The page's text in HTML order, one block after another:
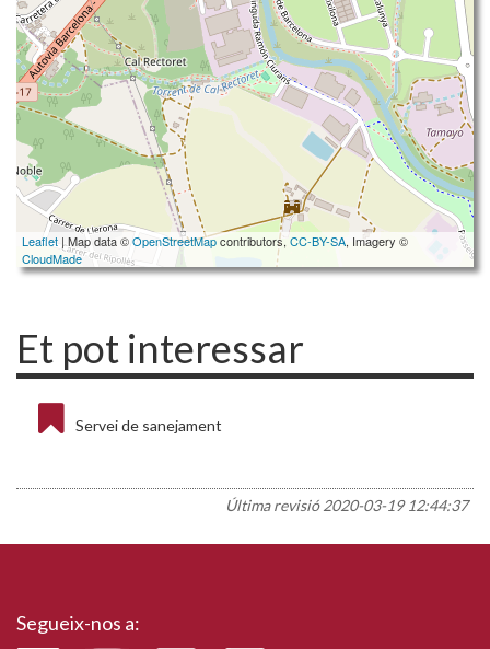
Leaflet | Map data ©OpenStreetMapcontributors, CC-BY-SA, Imagery ©
CloudMade
Et pot interessar
Servei de sanejament
Última revisió2020-03-19 12:44:37
Segueix-nos a: